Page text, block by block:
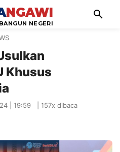
NGAWI
NEGERI
search
Khusus
| 19:59 157x dibaca